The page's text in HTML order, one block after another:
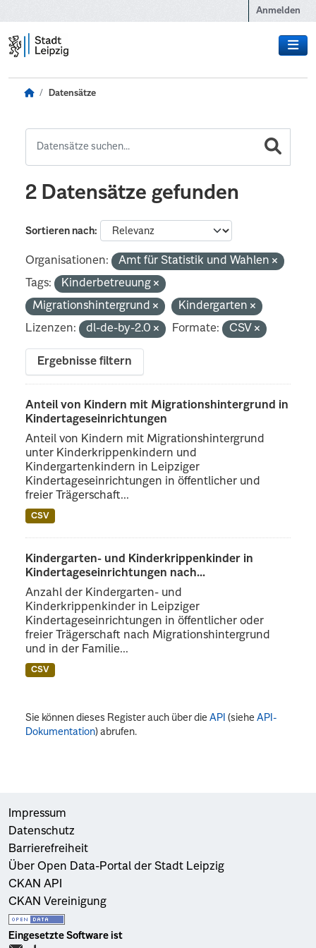
Anmelden
Datensätze
2 Datensätze gefunden
Sortieren nach
Organisationen:
Amt für Statistik und Wahlen
Tags:
Kinderbetreuung
Migrationshintergrund
Kindergarten
Lizenzen:
dl-de-by-2.0 Formate: CSV
Ergebnisse filtern
Anteil von Kindern mit Migrationshintergrund in
Kindertageseinrichtungen
Anteil von Kindern mit Migrationshintergrund
unter Kinderkrippenkindern und
Kindergartenkindern in Leipziger
Kindertageseinrichtungen in öffentlicher und
freier Trägerschaft...
CSV
Kindergarten- und Kinderkrippenkinder in
Kindertageseinrichtungen nach...
Anzahl der Kindergarten- und
Kinderkrippenkinder in Leipziger
Kindertageseinrichtungen in öffentlicher oder
freier Trägerschaft nach Migrationshintergrund
und in der Familie...
CSV
Sie können dieses Register auch über dieAPI (sieheAPI-
Dokumentation) abrufen.
Impressum
Datenschutz
Barrierefreiheit
Über Open Data-Portal der Stadt Leipzig
CKAN API
CKAN Vereinigung
Eingesetzte Software ist